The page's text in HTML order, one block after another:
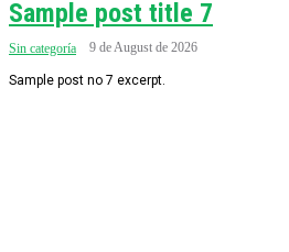
Sample post title 7
Sin categoría 9 de August de 2026
Sample post no 7 excerpt.